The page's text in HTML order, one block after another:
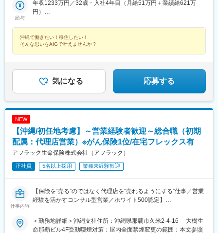
給与
年収1233万円／32歳・入社4年目（月給51万円＋業績給621万
円）
沖縄で働きたい！移住したい！
そんな思いをAIGで叶えませんか？
気になる 応募する
NEW
【沖縄/初任地考慮】～営業経験者歓迎～総合職（初期
配属：代理店営業）※がん保険1位/在宅フレックス有
アフラック生命保険株式会社（アフラック）
正社員 5名以上採用 業種未経験歓迎
仕事内容
【保険を“売る”のではなく代理店を“売れるようにする”仕事／営業
経験を活かすコンサル型営業／ホワイト500認定】
全国8000店以上の販売代理店や提携金融機関がお客様により良い
保険提案ができるよう、販売促進や経営課題解決のためのコンサ
＜勤務地詳細＞沖縄支社住所：沖縄県那覇市久米2-4-16 大樹生
命那覇ビル4F受動喫煙対策：屋内全面禁煙変更の範囲：本文参照